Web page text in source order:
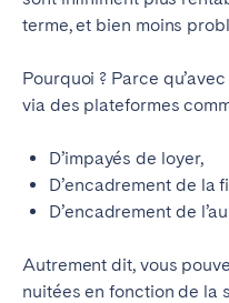
terme, et bien moins
Pourquoi ? Parce
via des plateformes
D’impayés de loyer,
D’encadrement de la
D’encadrement de
Autrement dit, vous
nuitées en fonction de la